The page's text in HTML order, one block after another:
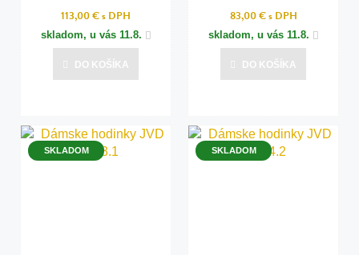
113,00 €s DPH
skladom, u vás 11.8.
DO KOŠÍKA
83,00 €s DPH
skladom, u vás 11.8.
DO KOŠÍKA
SKLADOM SKLADOM